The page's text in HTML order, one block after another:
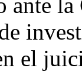
ante
el